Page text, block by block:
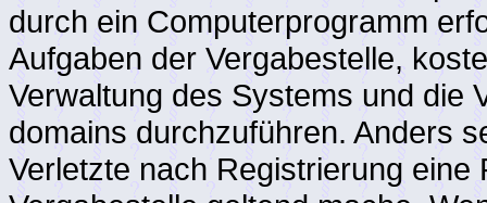
durch ein Computerprogramm
Aufgaben der Vergabestelle,
Verwaltung des Systems und die
domains durchzuführen. Anders
Verletzte nach Registrierung